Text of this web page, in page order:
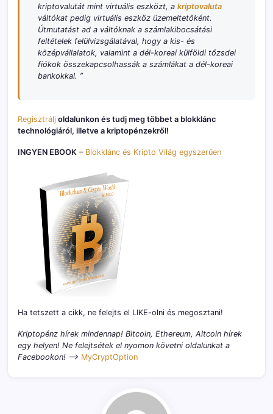
kriptovalutát mint virtuális eszközt, akriptovaluta
váltókat pedig virtuális eszköz üzemeltetőként.
Útmutatást ad a váltóknak a számlakibocsátási
feltételek felülvizsgálatával, hogy a kis- és
középvállalatok, valamint a dél-koreai külföldi tőzsdei
fiókok összekapcsolhassák a számlákat a dél-koreai
bankokkal. ”
Regisztrálj oldalunkon és tudj meg többet a blokklánc
technológiáról, illetve a kriptopénzekről!
INGYEN EBOOK – Blokklánc és Kripto Világ egyszerűen
Ha tetszett a cikk, ne felejts el LIKE-olni és megosztani!
Kriptopénz hírek mindennap! Bitcoin, Ethereum, Altcoin hírek
egy helyen! Ne felejtsétek el nyomon követni oldalunkat a
Facebookon! –> MyCryptOption